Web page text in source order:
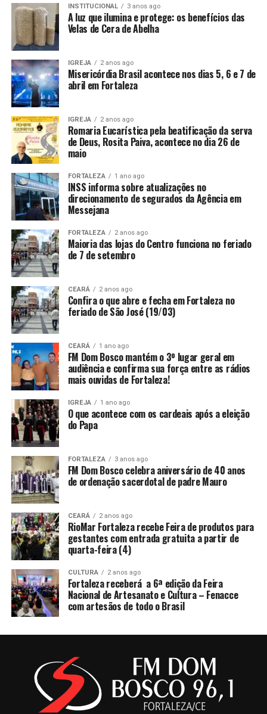
INSTITUCIONAL 3 anos ago
A luz que ilumina e protege: os benefícios das
Velas de Cera de Abelha
IGREJA 2 anos ago
Misericórdia Brasil acontece nos dias 5, 6 e 7 de
abril em Fortaleza
IGREJA 2 anos ago
Romaria Eucarística pela beatificação da serva
de Deus, Rosita Paiva, acontece no dia 26 de
maio
FORTALEZA 1 ano ago
INSS informa sobre atualizações no
direcionamento de segurados da Agência em
Messejana
FORTALEZA 2 anos ago
Maioria das lojas do Centro funciona no feriado
de 7 de setembro
CEARÁ 2 anos ago
Confira o que abre e fecha em Fortaleza no
feriado de São José (19/03)
CEARÁ 1 ano ago
FM Dom Bosco mantém o 3º lugar geral em
audiência e confirma sua força entre as rádios
mais ouvidas de Fortaleza!
IGREJA 1 ano ago
O que acontece com os cardeais após a eleição
do Papa
FORTALEZA 3 anos ago
FM Dom Bosco celebra aniversário de 40 anos
de ordenação sacerdotal de padre Mauro
CEARÁ 2 anos ago
RioMar Fortaleza recebe Feira de produtos para
gestantes com entrada gratuita a partir de
quarta-feira (4)
CULTURA 2 anos ago
Fortaleza receberá a 6ª edição da Feira
Nacional de Artesanato e Cultura – Fenacce
com artesãos de todo o Brasil